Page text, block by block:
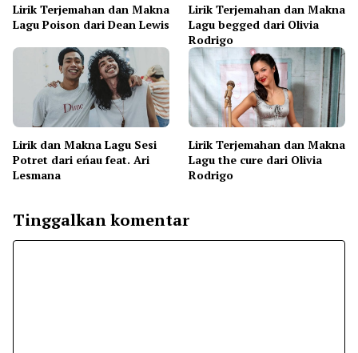
Lirik Terjemahan dan Makna
Lagu Poison dari Dean Lewis
Lirik Terjemahan dan Makna
Lagu begged dari Olivia
Rodrigo
Lirik dan Makna Lagu Sesi
Potret dari eńau feat. Ari
Lesmana
Lirik Terjemahan dan Makna
Lagu the cure dari Olivia
Rodrigo
Tinggalkan komentar
Komentar